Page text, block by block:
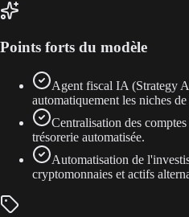
Points forts du modèle
Agent fiscal IA (Strategy
automatiquement les niches
Centralisation des
trésorerie automatisée.
Automatisation de
cryptomonnaies et actifs